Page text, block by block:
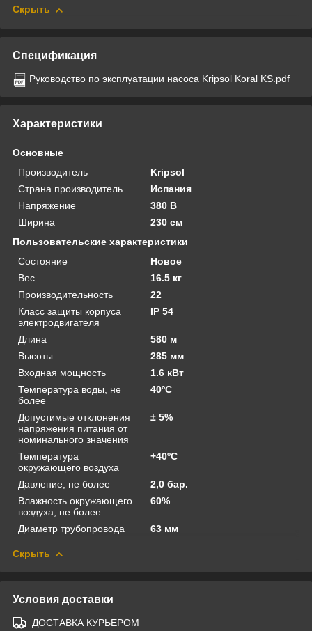
Скрыть
Спецификация
Руководство по эксплуатации насоса Kripsol Koral KS.pdf
Характеристики
Основные
Производитель
Kripsol
Страна производитель
Испания
Напряжение
380 В
Ширина
230 см
Пользовательские характеристики
Состояние
Новое
Вес
16.5 кг
Производительность
22
Класс защиты корпуса
электродвигателя
IP 54
Длина
580 м
Высоты
285 мм
Входная мощность
1.6 кВт
Температура воды, не
более
40ºС
Допустимые отклонения
напряжения питания от
номинального значения
± 5%
Температура
окружающего воздуха
+40ºС
Давление, не более
2,0 бар.
Влажность окружающего
воздуха, не более
60%
Диаметр трубопровода 63 мм
Скрыть
Условия доставки
ДОСТАВКА КУРЬЕРОМ